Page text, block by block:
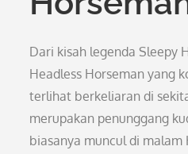
Dari kisah legenda Sleepy
Headless Horseman yang
terlihat berkeliaran di
merupakan penunggang
biasanya muncul di